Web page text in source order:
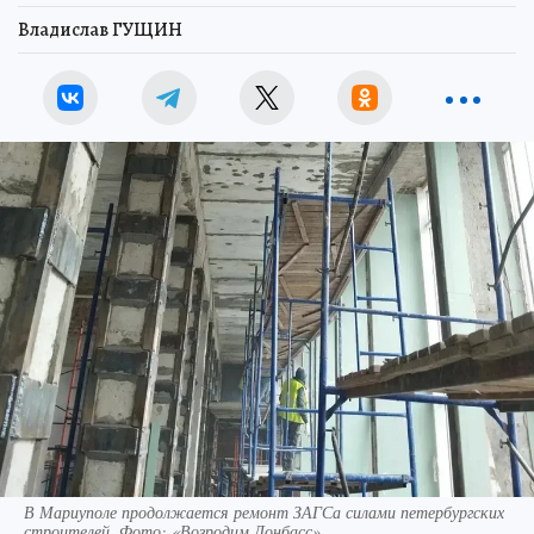
Владислав ГУЩИН
В Мариуполе продолжается ремонт ЗАГСа силами петербургских